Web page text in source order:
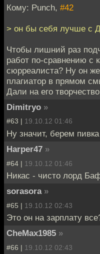
Кому: Punch, #42
> он бы себя лучше с
Чтобы лишний раз
работ по-сравнению с
сюрреалиста? Ну он
плагиатор в прямом
Дали на его
Dimitryo »
#63 | 19.10.12 01:46
Ну значит, берем
Harper47 »
#64 | 19.10.12 01:46
Никас - чисто лорд
sorasora »
#65 | 19.10.12 02:43
Это он на зарплату
CheMax1985 »
#66 | 19.10.12 02:43